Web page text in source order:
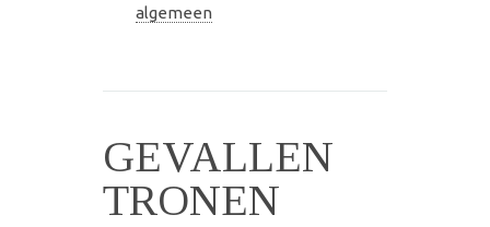
algemeen
GEVALLEN
TRONEN